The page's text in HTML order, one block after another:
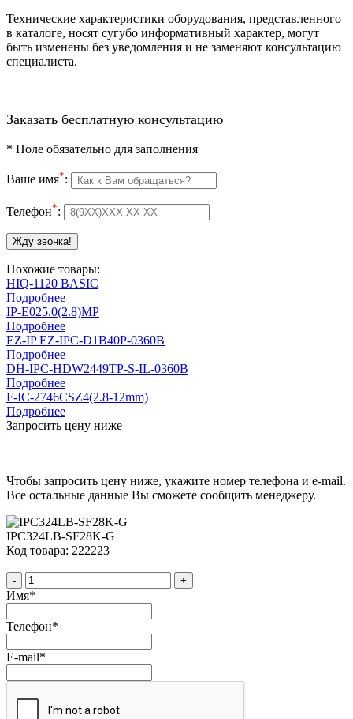
Технические характеристики оборудования, представленного
в каталоге, носят сугубо информативный характер, могут
быть изменены без уведомления и не заменяют консультацию
специалиста.
Заказать бесплатную консультацию
* Поле обязательно для заполнения
Ваше имя*:
Телефон*:
Похожие товары:
HIQ-1120 BASIC
Подробнее
IP-E025.0(2.8)MP
Подробнее
EZ-IP EZ-IPC-D1B40P-0360B
Подробнее
DH-IPC-HDW2449TP-S-IL-0360B
Подробнее
F-IC-2746CSZ4(2.8-12mm)
Подробнее
Запросить цену ниже
Чтобы запросить цену ниже, укажите номер телефона и e-mail.
Все остальные данные Вы сможете сообщить менеджеру.
IPC324LB-SF28K-G
Код товара: 222223
- +
Имя*
Телефон*
E-mail*